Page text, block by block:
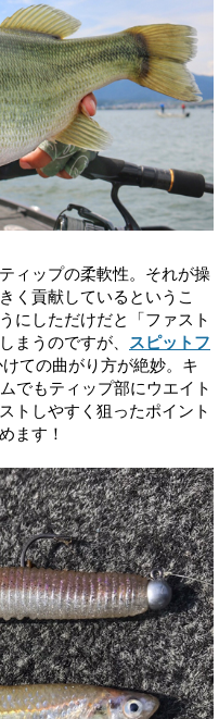
ィップの柔軟性。それが操
く貢献しているというこ
にしただけだと「ファスト
まうのですが、
スピットフ
ての曲がり方が絶妙。キ
でもティップ部にウエイト
トしやすく狙ったポイント
ます！